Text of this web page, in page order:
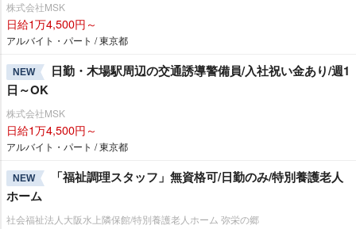
株式会社MSK
日給1万4,500円～
アルバイト・パート / 東京都
NEW
日勤・木場駅周辺の交通誘導警備員/入社祝い金あり/週1
日～OK
株式会社MSK
日給1万4,500円～
アルバイト・パート / 東京都
NEW
「福祉調理スタッフ」無資格可/日勤のみ/特別養護老人
ホーム
社会福祉法人大阪水上隣保館/特別養護老人ホーム 弥栄の郷